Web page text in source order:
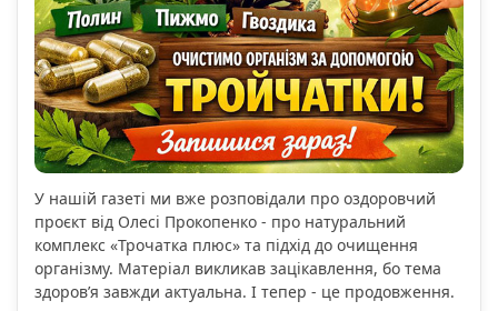
У нашій газеті ми вже розповідали про оздоровчий
проєкт від Олесі Прокопенко - про натуральний
комплекс «Трочатка плюс» та підхід до очищення
організму. Матеріал викликав зацікавлення, бо тема
здоров’я завжди актуальна. І тепер - це продовження.